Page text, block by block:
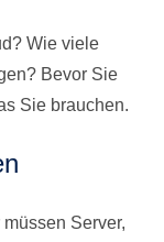
Wie viele
Bevor Sie
Sie brauchen.
Server,